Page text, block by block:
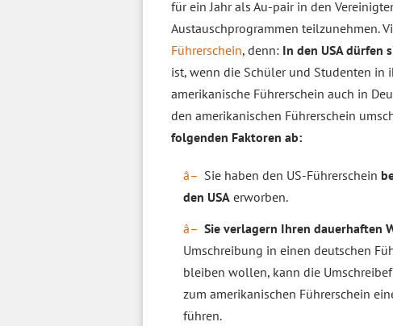
für ein Jahr als Au-pair in den
Austauschprogrammen teilzunehmen.
Führerschein, denn: In den USA dürfen
ist, wenn die Schüler und Studenten in
amerikanische Führerschein auch in
den amerikanischen Führerschein
folgenden Faktoren ab:
Sie haben den US-Führerschein
den USA erworben.
Sie verlagern Ihren dauerhaften
Umschreibung in einen deutschen
bleiben wollen, kann die
zum amerikanischen Führerschein
führen.